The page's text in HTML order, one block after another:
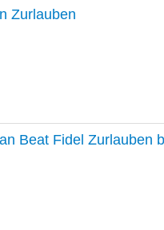
Zurlauben
Beat Fidel Zurlauben